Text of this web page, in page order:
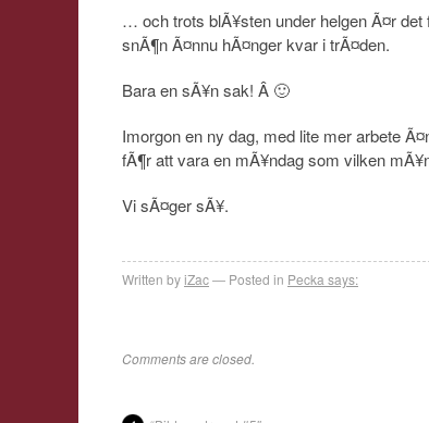
… och trots blÃ¥sten under helgen Ã¤r
snÃ¶n Ã¤nnu hÃ¤nger kvar i trÃ¤den.
Bara en sÃ¥n sak! Â 🙂
Imorgon en ny dag, med lite mer arbete
fÃ¶r att vara en mÃ¥ndag som vilken
Vi sÃ¤ger sÃ¥.
Written byiZac Posted in Pecka says:
Comments are closed.